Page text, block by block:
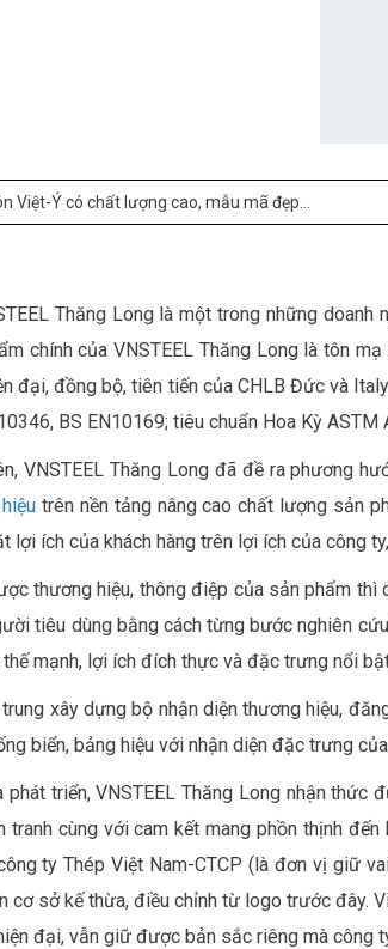
Việt-Ý có chất lượng cao, mẫu mã đẹp...
Thăng Long là một trong những
chính của VNSTEEL Thăng Long là tôn
đại, đồng bộ, tiên tiến của CHLB Đức và
BS EN10169; tiêu chuẩn Hoa Kỳ
VNSTEEL Thăng Long đã đề ra phương
trên nền tảng nâng cao chất lượng sản
lợi ích của khách hàng trên lợi ích của công
thương hiệu, thông điệp của sản phẩm thì
tiêu dùng bằng cách từng bước nghiên
thế mạnh, lợi ích đích thực và đặc trưng nổi
xây dựng bộ nhận diện thương hiệu,
biển, bảng hiệu với nhận diện đặc trưng
phát triển, VNSTEEL Thăng Long nhận
tranh cùng với cam kết mang phồn thịnh
ty Thép Việt Nam-CTCP (là đơn vị giữ
cơ sở kế thừa, điều chỉnh từ logo trước đây.
đại, vẫn giữ được bản sắc riêng mà công